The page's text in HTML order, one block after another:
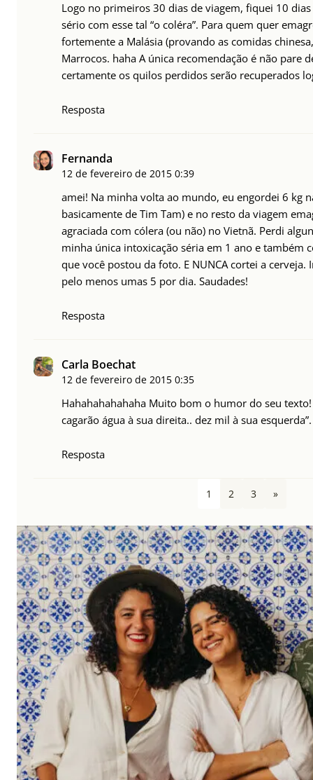
Logo no primeiros 30 dias de viagem, fiquei 10
sério com esse tal “o coléra”. Para quem quer
fortemente a Malásia (provando as comidas
Marrocos. haha A única recomendação é não pare
certamente os quilos perdidos serão recuperados
Resposta
Fernanda
12 de fevereiro de 2015 0:39
amei! Na minha volta ao mundo, eu engordei 6 kg
basicamente de Tim Tam) e no resto da viagem
agraciada com cólera (ou não) no Vietnã. Perdi
minha única intoxicação séria em 1 ano e também
que você postou da foto. E NUNCA cortei a cerveja.
pelo menos umas 5 por dia. Saudades!
Resposta
Carla Boechat
12 de fevereiro de 2015 0:35
Hahahahahahaha Muito bom o humor do seu
cagarão água à sua direita.. dez mil à sua
Resposta
1 2 3 »